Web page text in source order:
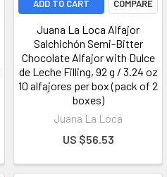
ADD TO CART COMPARE
Juana La Loca Alfajor
Salchichón Semi-Bitter
Chocolate Alfajor with Dulce
de Leche Filling, 92 g / 3.24 oz
10 alfajores per box (pack of 2
boxes)
Juana La Loca
US $56.53